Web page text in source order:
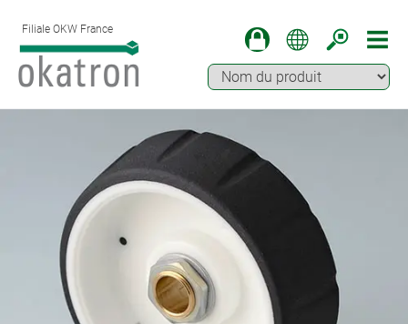
Filiale OKW France